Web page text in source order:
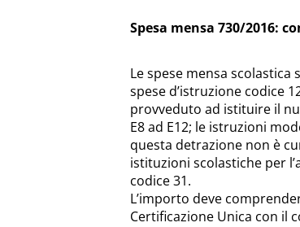
Spesa mensa 730/2016:
Le spese mensa
spese d’istruzione codice
provveduto ad istituire il
E8 ad E12; le istruzioni
questa detrazione non è
istituzioni scolastiche per
codice 31.
L’importo deve
Certificazione Unica con il